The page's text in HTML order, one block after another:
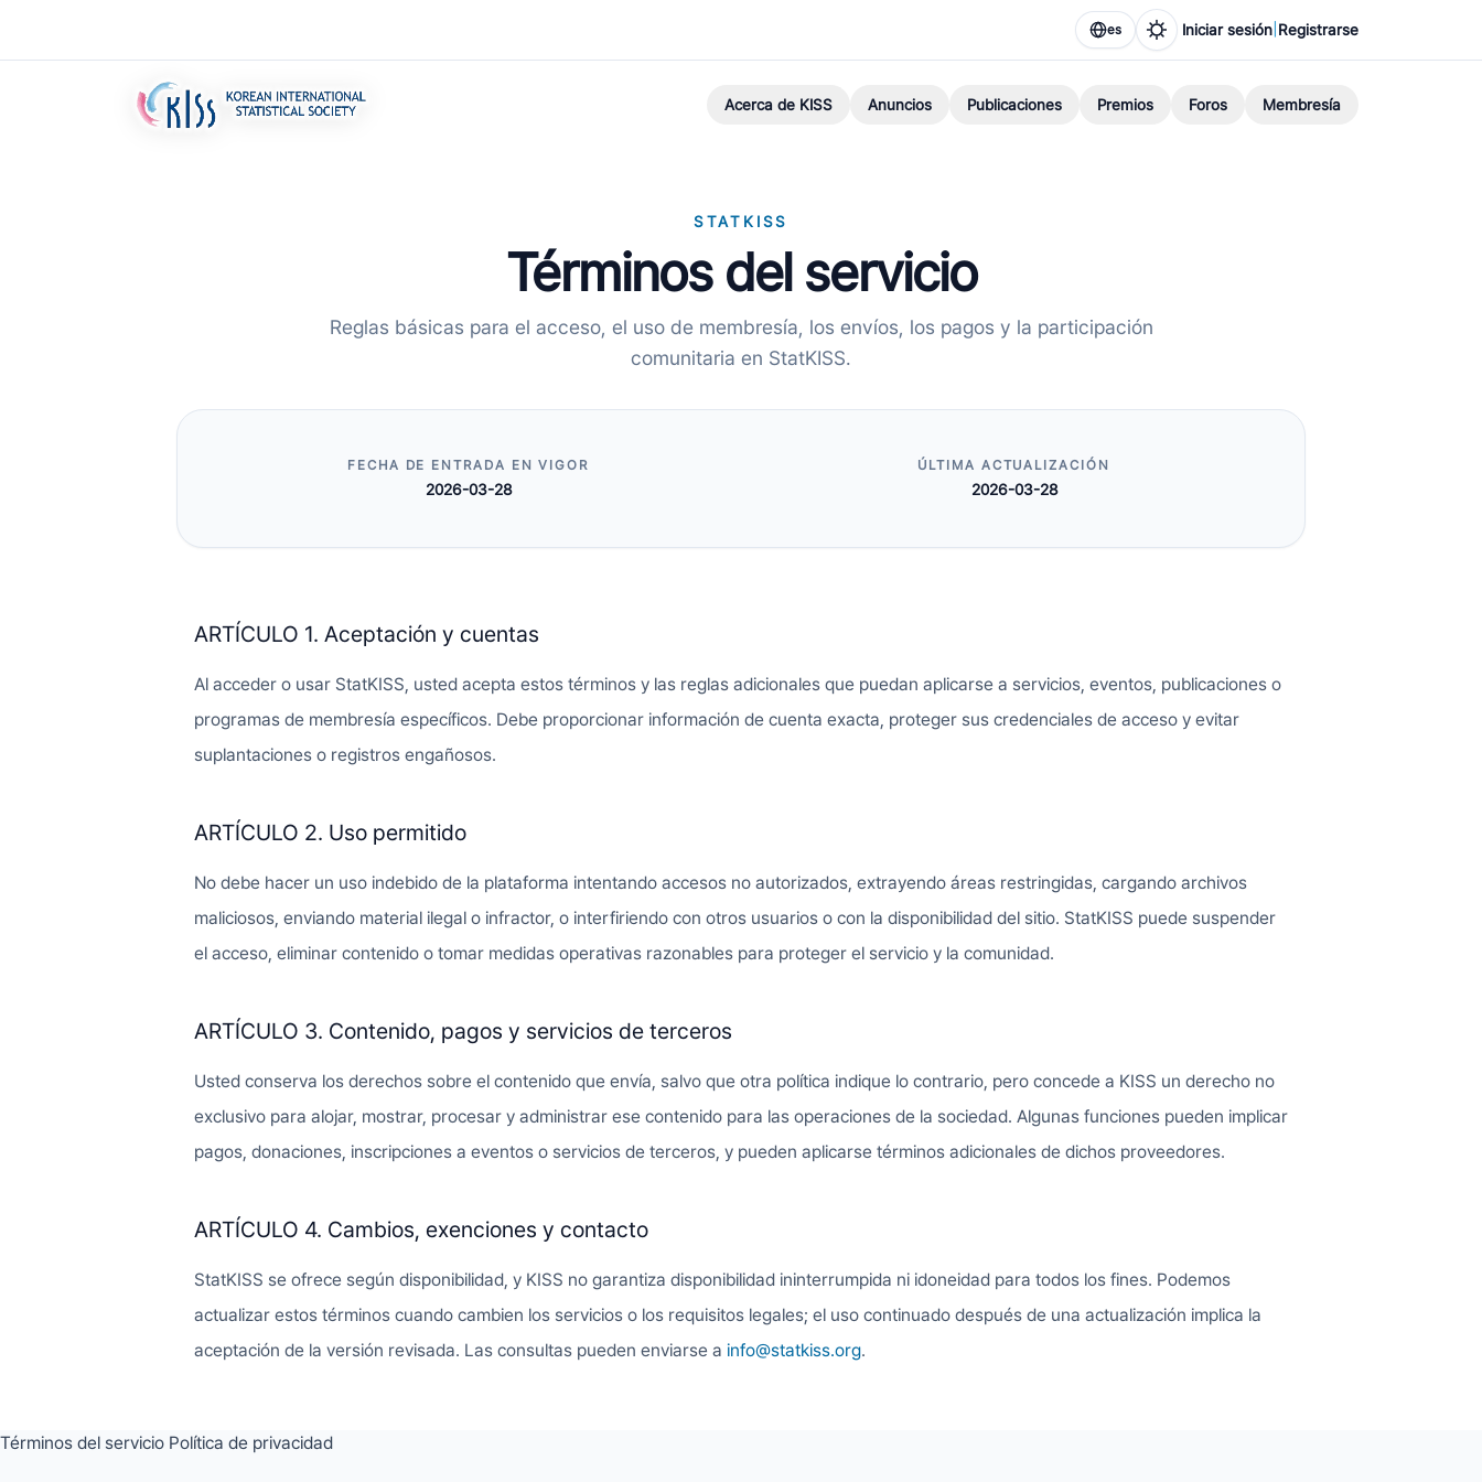
es Iniciar sesión Registrarse
Acerca de KISS Anuncios Publicaciones Premios Foros Membresía
STATKISS
Términos del servicio
Reglas básicas para el acceso, el uso de membresía, los envíos, los pagos y la participación
comunitaria en StatKISS.
FECHA DE ENTRADA EN VIGOR
2026-03-28
ÚLTIMA ACTUALIZACIÓN
2026-03-28
ARTÍCULO 1. Aceptación y cuentas
Al acceder o usar StatKISS, usted acepta estos términos y las reglas adicionales que puedan aplicarse a servicios, eventos, publicaciones o
programas de membresía específicos. Debe proporcionar información de cuenta exacta, proteger sus credenciales de acceso y evitar
suplantaciones o registros engañosos.
ARTÍCULO 2. Uso permitido
No debe hacer un uso indebido de la plataforma intentando accesos no autorizados, extrayendo áreas restringidas, cargando archivos
maliciosos, enviando material ilegal o infractor, o interfiriendo con otros usuarios o con la disponibilidad del sitio. StatKISS puede suspender
el acceso, eliminar contenido o tomar medidas operativas razonables para proteger el servicio y la comunidad.
ARTÍCULO 3. Contenido, pagos y servicios de terceros
Usted conserva los derechos sobre el contenido que envía, salvo que otra política indique lo contrario, pero concede a KISS un derecho no
exclusivo para alojar, mostrar, procesar y administrar ese contenido para las operaciones de la sociedad. Algunas funciones pueden implicar
pagos, donaciones, inscripciones a eventos o servicios de terceros, y pueden aplicarse términos adicionales de dichos proveedores.
ARTÍCULO 4. Cambios, exenciones y contacto
StatKISS se ofrece según disponibilidad, y KISS no garantiza disponibilidad ininterrumpida ni idoneidad para todos los fines. Podemos
actualizar estos términos cuando cambien los servicios o los requisitos legales; el uso continuado después de una actualización implica la
aceptación de la versión revisada. Las consultas pueden enviarse a info@statkiss.org.
Términos del servicio Política de privacidad